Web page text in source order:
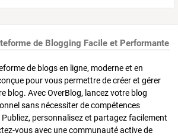
de Blogging Facile et Performante
de blogs en ligne, moderne et en
pour vous permettre de créer et gérer
blog. Avec OverBlog, lancez votre blog
sans nécessiter de compétences
personnalisez et partagez facilement
vous avec une communauté active de